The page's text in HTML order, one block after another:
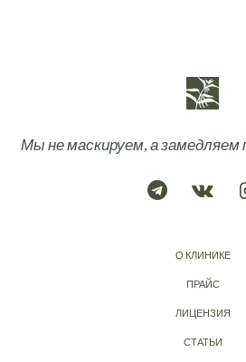
Мы не маскируем, а замедляем
О КЛИНИКЕ
ПРАЙС
ЛИЦЕНЗИЯ
СТАТЬИ